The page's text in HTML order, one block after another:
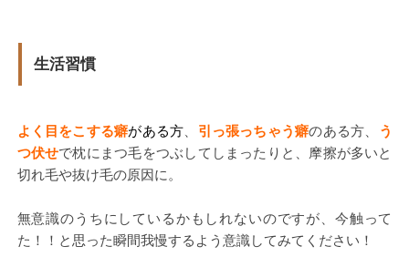
生活習慣
よく目をこする癖がある方 引っ張っちゃう癖のある方、
う
つ伏せで枕にまつ毛をつぶしてしまったりと、摩擦が多いと
切れ毛や抜け毛の原因に。
無意識のうちにしているかもしれないのですが、今触って
た！！と思った瞬間我慢するよう意識してみてください！